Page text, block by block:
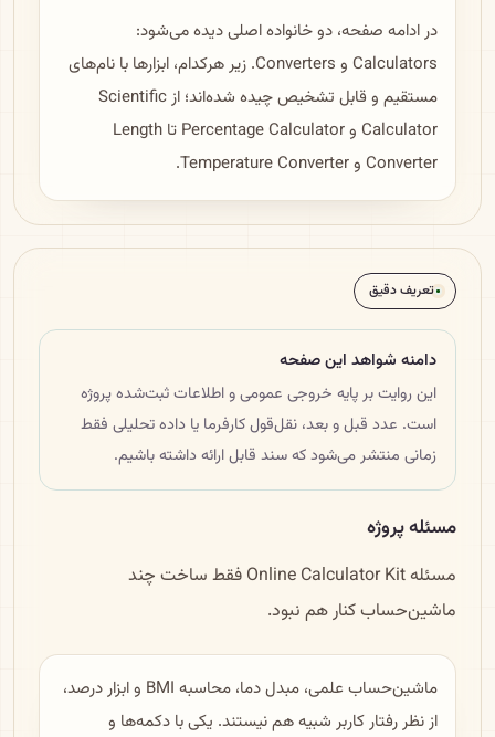
در ادامه صفحه، دو خانواده اصلی دیده می‌شود:
Calculators و Converters. زیر هرکدام، ابزارها با نام‌های
مستقیم و قابل تشخیص چیده شده‌اند؛ از Scientific
Calculator و Percentage Calculator تا Length
Converter و Temperature Converter.
تعریف دقیق
دامنه شواهد این صفحه
این روایت بر پایه خروجی عمومی و اطلاعات ثبت‌شده پروژه
است. عدد قبل و بعد، نقل‌قول کارفرما یا داده تحلیلی فقط
زمانی منتشر می‌شود که سند قابل ارائه داشته باشیم.
مسئله پروژه
مسئله Online Calculator Kit فقط ساخت چند
ماشین‌حساب کنار هم نبود.
ماشین‌حساب علمی، مبدل دما، محاسبه BMI و ابزار درصد،
از نظر رفتار کاربر شبیه هم نیستند. یکی با دکمه‌ها و